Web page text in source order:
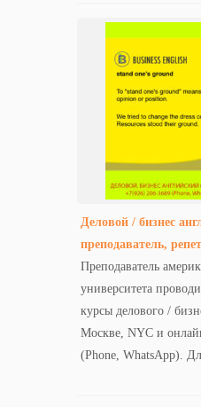
Деловой / бизнес
преподаватель,
Преподаватель
университета
курсы делового /
Москве, NYC и
(Phone, WhatsApp).